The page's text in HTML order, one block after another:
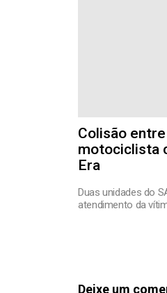
Colisão
motociclista
Era
Duas unidades do
atendimento da
Deixe um